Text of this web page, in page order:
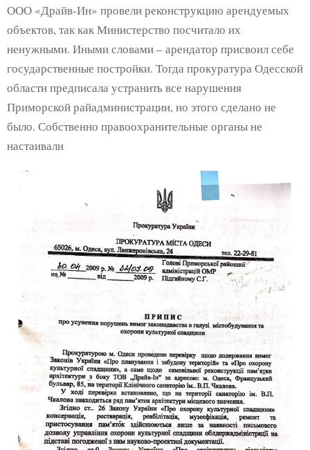
ООО «Драйв-Ин» провели реконструкцию арендуемых
объектов, так как Министерство посчитало их
ненужными. Иными словами – арендатор присвоил себе
государственные постройки. Тогда прокуратура Одесской
области предписала устранить все нарушения
Приморской райадминистрации, но этого сделано не
было. Собственно правоохранительные органы не
настаивали